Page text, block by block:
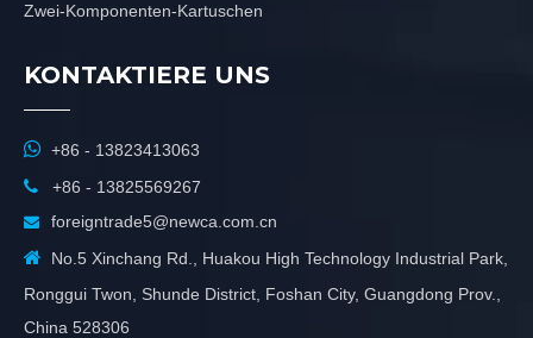
Zwei-Komponenten-Kartuschen
KONTAKTIERE UNS
 +86 - 13823413063
 +86 - 13825569267

foreigntrade5@newca.com.cn
 No.5 Xinchang Rd., Huakou High Technology Industrial Park,
Ronggui Twon, Shunde District, Foshan City, Guangdong Prov.,
China 528306